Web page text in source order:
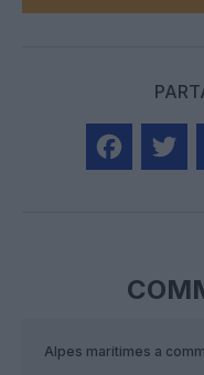
Alpes maritimes a